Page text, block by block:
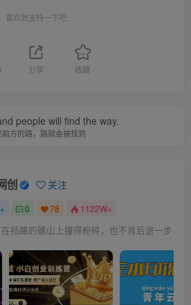
喜欢就支持一下吧
分享 收藏
people will find the way.
前方的路，路就会被找到
创 关注
0 78 1122W+
挡路的礁山上撞得粉碎，也不肯后退一步